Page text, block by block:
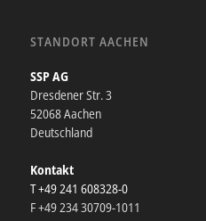
STANDORT AACHEN
SSP AG
Dresdener Str. 3
52068 Aachen
Deutschland
Kontakt
T +49 241 608328-0
F +49 234 30709-1011